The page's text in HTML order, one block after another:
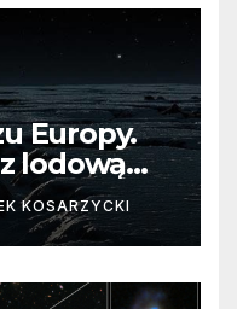
Europy.
lodową
KOSARZYCKI